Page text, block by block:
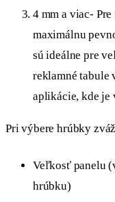
4 mm a viac-
maximálnu
sú ideálne pre
reklamné tabule
aplikácie, kde je
Pri výbere hrúbky
Veľkosť panelu
hrúbku)